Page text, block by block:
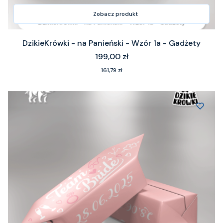
Zobacz produkt
DzikieKrówki - na Panieński - Wzór 1a - Gadżety
Cena
199,00 zł
Cena
161,79 zł